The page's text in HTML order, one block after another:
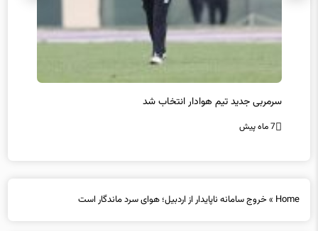
سرمربی جدید تیم هوادار انتخاب شد
7 ماه پیش
Home
»خروج سامانه ناپایدار از اردبیل؛ هوای سرد ماندگار است